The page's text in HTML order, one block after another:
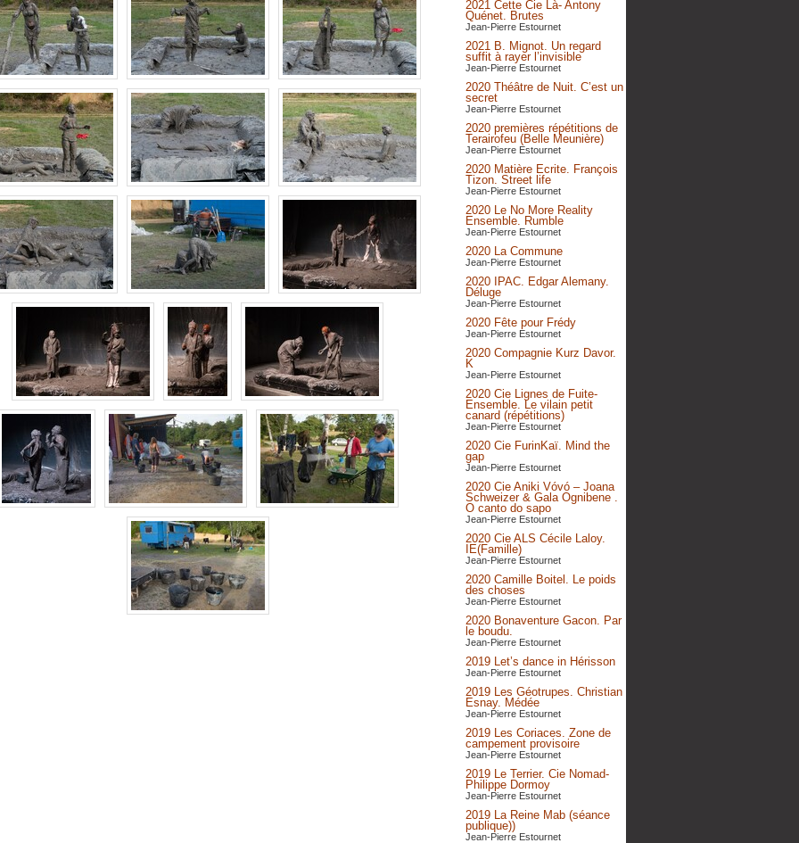
2021 Cette Cie Là- Antony
Quénet. Brutes
Jean-Pierre Estournet
2021 B. Mignot. Un regard
suffit à rayer l’invisible
Jean-Pierre Estournet
2020 Théâtre de Nuit. C’est un
secret
Jean-Pierre Estournet
2020 premières répétitions de
Terairofeu (Belle Meunière)
Jean-Pierre Estournet
2020 Matière Ecrite. François
Tizon. Street life
Jean-Pierre Estournet
2020 Le No More Reality
Ensemble. Rumble
Jean-Pierre Estournet
2020 La Commune
Jean-Pierre Estournet
2020 IPAC. Edgar Alemany.
Déluge
Jean-Pierre Estournet
2020 Fête pour Frédy
Jean-Pierre Estournet
2020 Compagnie Kurz Davor.
K
Jean-Pierre Estournet
2020 Cie Lignes de Fuite-
Ensemble. Le vilain petit
canard (répétitions)
Jean-Pierre Estournet
2020 Cie FurinKaï. Mind the
gap
Jean-Pierre Estournet
2020 Cie Aniki Vóvó – Joana
Schweizer & Gala Ognibene .
O canto do sapo
Jean-Pierre Estournet
2020 Cie ALS Cécile Laloy.
IE(Famille)
Jean-Pierre Estournet
2020 Camille Boitel. Le poids
des choses
Jean-Pierre Estournet
2020 Bonaventure Gacon. Par
le boudu.
Jean-Pierre Estournet
2019 Let’s dance in Hérisson
Jean-Pierre Estournet
2019 Les Géotrupes. Christian
Esnay. Médée
Jean-Pierre Estournet
2019 Les Coriaces. Zone de
campement provisoire
Jean-Pierre Estournet
2019 Le Terrier. Cie Nomad-
Philippe Dormoy
Jean-Pierre Estournet
2019 La Reine Mab (séance
publique))
Jean-Pierre Estournet